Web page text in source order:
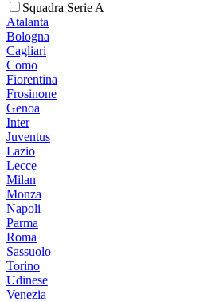
Squadra Serie A
Atalanta
Bologna
Cagliari
Como
Fiorentina
Frosinone
Genoa
Inter
Juventus
Lazio
Lecce
Milan
Monza
Napoli
Parma
Roma
Sassuolo
Torino
Udinese
Venezia